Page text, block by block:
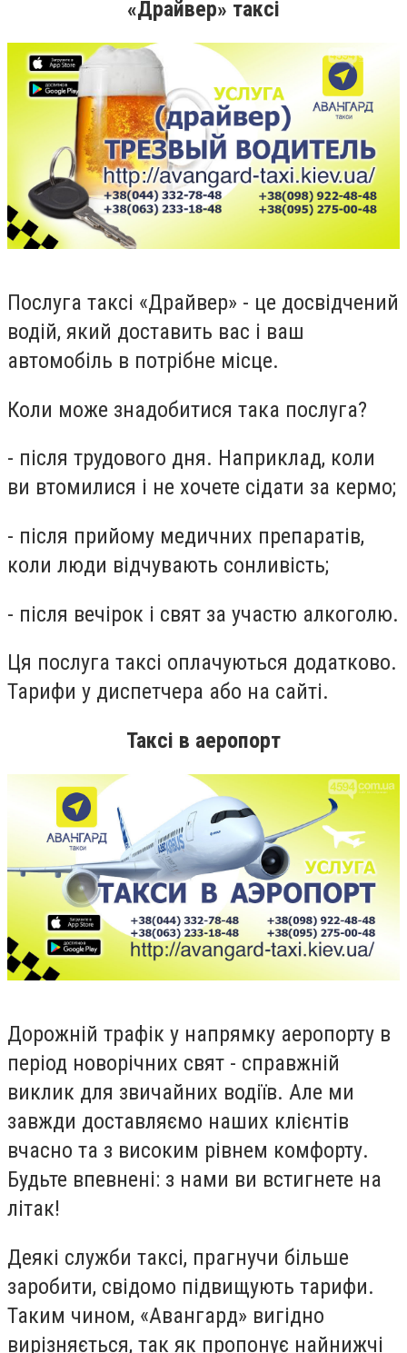
«Драйвер» таксі
Послуга таксі «Драйвер» - це досвідчений
водій, який доставить вас і ваш
автомобіль в потрібне місце.
Коли може знадобитися така послуга?
- після трудового дня. Наприклад, коли
ви втомилися і не хочете сідати за кермо;
- після прийому медичних препаратів,
коли люди відчувають сонливість;
- після вечірок і свят за участю алкоголю.
Ця послуга таксі оплачуються додатково.
Тарифи у диспетчера або на сайті.
Таксі в аеропорт
Дорожній трафік у напрямку аеропорту в
період новорічних свят - справжній
виклик для звичайних водіїв. Але ми
завжди доставляємо наших клієнтів
вчасно та з високим рівнем комфорту.
Будьте впевнені: з нами ви встигнете на
літак!
Деякі служби таксі, прагнучи більше
заробити, свідомо підвищують тарифи.
Таким чином, «Авангард» вигідно
вирізняється, так як пропонує найнижчі